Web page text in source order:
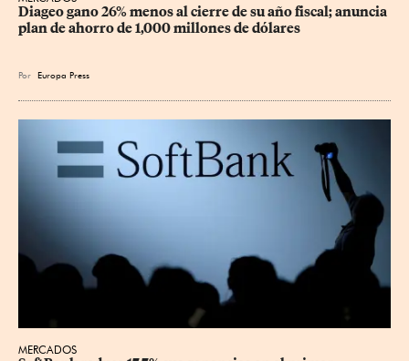
Diageo gano 26% menos al cierre de su año fiscal; anuncia
plan de ahorro de 1,000 millones de dólares
Por Europa Press
MERCADOS